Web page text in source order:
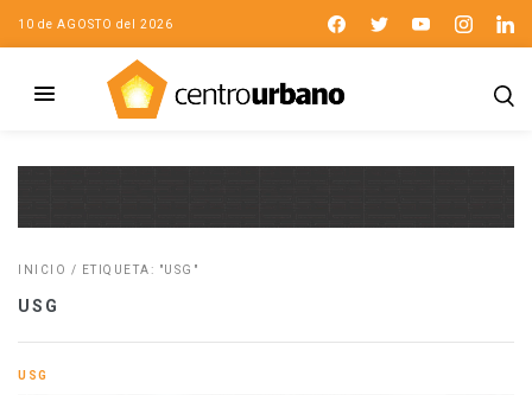
10 de AGOSTO del 2026
INICIO / ETIQUETA: "USG"
USG
USG